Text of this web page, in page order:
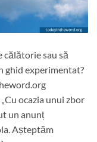
călătorie sau să
ghid experimentat?
ocazia unui zbor
un anunț
Așteptăm